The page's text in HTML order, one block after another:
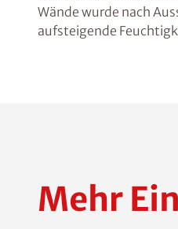
Wände wurde nach
aufsteigende
Mehr